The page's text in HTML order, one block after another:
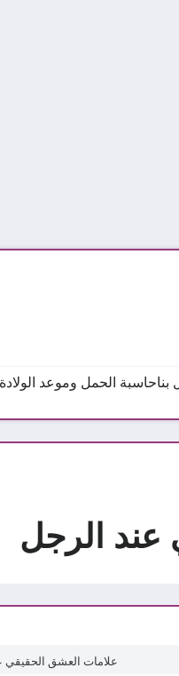
بناحاسبة الحمل وموعد
عند الرجل
علامات العشق الحقيقي